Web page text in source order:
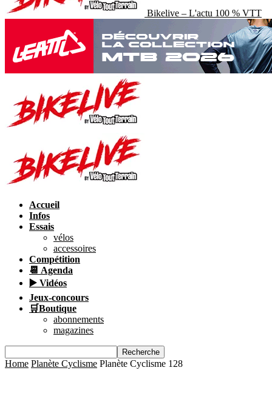
Bikelive – L'actu 100 % VTT
Accueil
Infos
Essais
vélos
accessoires
Compétition
📆 Agenda
▶️ Vidéos
Jeux-concours
🛒Boutique
abonnements
magazines
Home Planète Cyclisme Planète Cyclisme 128